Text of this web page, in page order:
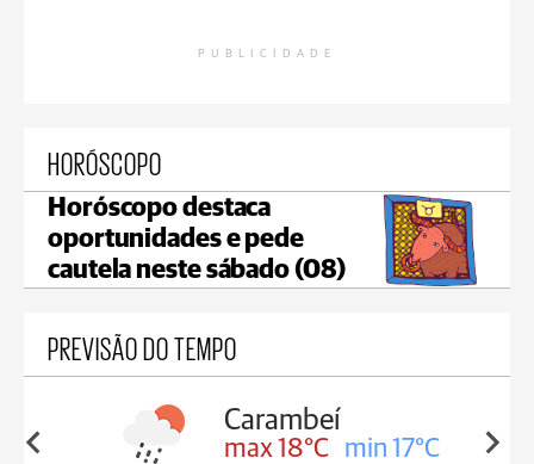
PUBLICIDADE
HORÓSCOPO
Horóscopo destaca
oportunidades e pede
cautela neste sábado (08)
PREVISÃO DO TEMPO
18°C
Carambeí
max 18°C min 17°C